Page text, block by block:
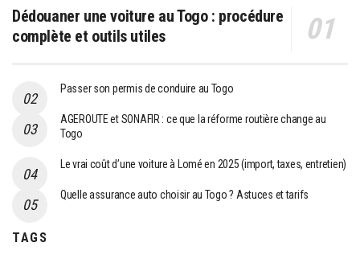
Dédouaner une voiture au Togo : procédure
complète et outils utiles
Passer son permis de conduire au Togo
AGEROUTE et SONAFIR : ce que la réforme routière change au
Togo
Le vrai coût d’une voiture à Lomé en 2025 (import, taxes, entretien)
Quelle assurance auto choisir au Togo ? Astuces et tarifs
TAGS